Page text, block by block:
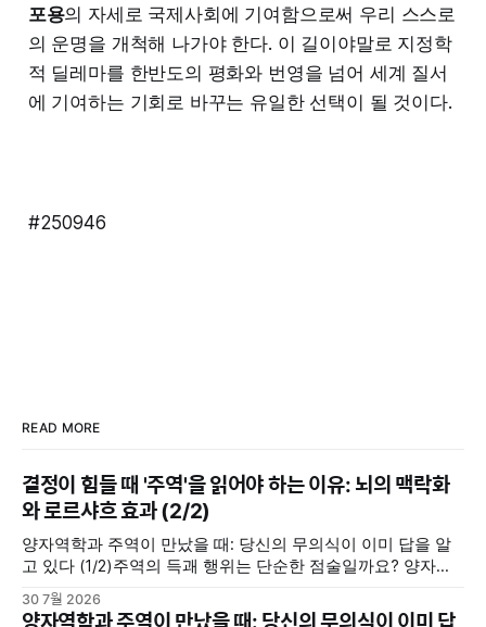
포용의 자세로 국제사회에 기여함으로써 우리 스스로
의 운명을 개척해 나가야 한다. 이 길이야말로 지정학
적 딜레마를 한반도의 평화와 번영을 넘어 세계 질서
에 기여하는 기회로 바꾸는 유일한 선택이 될 것이다.
#250946
READ MORE
결정이 힘들 때 '주역'을 읽어야 하는 이유: 뇌의 맥락화
와 로르샤흐 효과 (2/2)
양자역학과 주역이 만났을 때: 당신의 무의식이 이미 답을 알
고 있다 (1/2)주역의 득괘 행위는 단순한 점술일까요? 양자역
학의 중첩 및 관측 효과, 그리고 칼 융의 동시성 개념을 통해 내
면의 모호한 고민을 명료한 결단으로 바꾸는 무의식의 인지·심
30 7월 2026
양자역학과 주역이 만났을 때: 당신의 무의식이 이미 답